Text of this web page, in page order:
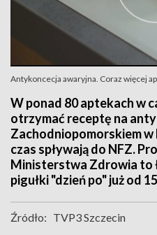
Antykoncecja awaryjna. Coraz więcej
W ponad 80 aptekach w
otrzymać receptę na
Zachodniopomorskiem w
czas spływają do NFZ.
Ministerstwa Zdrowia to
pigułki "dzień po" już od
Źródło: TVP3 Szczecin